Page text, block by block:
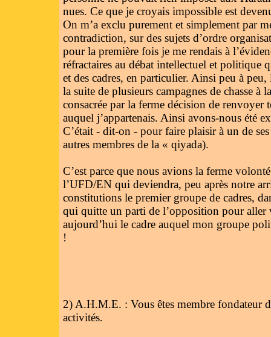
nues. Ce que je croyais impossible est
On m’a exclu purement et simplement par
contradiction, sur des sujets d’ordre
pour la première fois je me rendais à
réfractaires au débat intellectuel et politique
et des cadres, en particulier. Ainsi peu à
la suite de plusieurs campagnes de chasse
consacrée par la ferme décision de renvoyer
auquel j’appartenais. Ainsi avons-nous été
C’était - dit-on - pour faire plaisir à un de
autres membres de la « qiyada).
C’est parce que nous avions la ferme
l’UFD/EN qui deviendra, peu après notre
constitutions le premier groupe de cadres,
qui quitte un parti de l’opposition pour aller
aujourd’hui le cadre auquel mon groupe
!
2) A.H.M.E. : Vous êtes membre fondateur
activités.